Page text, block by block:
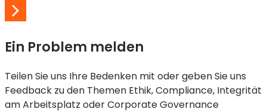
Ein Problem melden
Teilen Sie uns Ihre Bedenken mit oder geben Sie uns
Feedback zu den Themen Ethik, Compliance, Integrität
am Arbeitsplatz oder Corporate Governance